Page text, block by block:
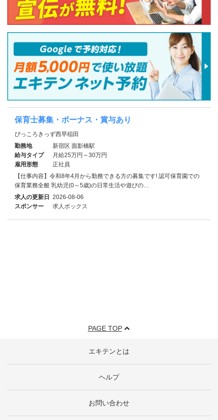
保育士募集・ボーナス・賞与あり
ぴっころきっず西早稲田
勤務地
新宿区 面影橋駅
給与タイプ
月給25万円～30万円
雇用形態
正社員
【仕事内容】令和8年4月から勤務できる方の募集です! 認可保育園での
保育業務全般 乳幼児(0～5歳)の日常生活や遊びの…
求人の更新日 2026-08-06
スポンサー
求人ボックス
PAGE TOP
エキテンとは
ヘルプ
お問い合わせ